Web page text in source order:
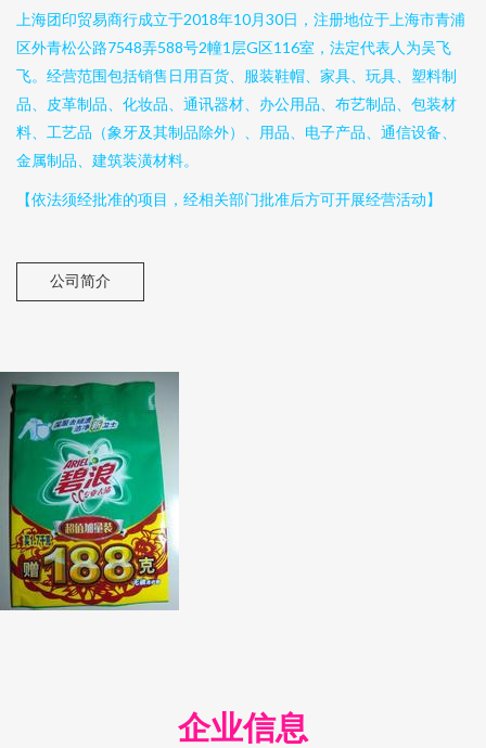
上海团印贸易商行成立于2018年10月30日，注册地位于上海市青浦
区外青松公路7548弄588号2幢1层G区116室，法定代表人为吴飞
飞。经营范围包括销售日用百货、服装鞋帽、家具、玩具、塑料制
品、皮革制品、化妆品、通讯器材、办公用品、布艺制品、包装材
料、工艺品（象牙及其制品除外）、用品、电子产品、通信设备、
金属制品、建筑装潢材料。
【依法须经批准的项目，经相关部门批准后方可开展经营活动】
公司简介
企业信息